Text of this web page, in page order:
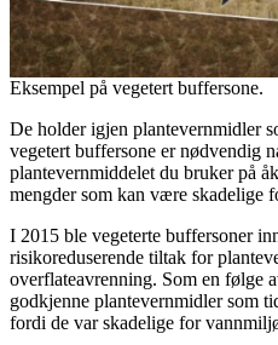
Eksempel på vegetert buffersone.
De holder igjen plantevernmidler
vegetert buffersone er nødvendig
plantevernmiddelet du bruker på
mengder som kan være skadelige
I 2015 ble vegeterte buffersoner
risikoreduserende tiltak for
overflateavrenning. Som en følge
godkjenne plantevernmidler som
fordi de var skadelige for